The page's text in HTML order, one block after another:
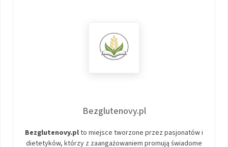
Bezglutenovy.pl
Bezglutenovy.plto miejsce tworzone przez pasjonatów i
dietetyków, którzy z zaangażowaniem promują świadome